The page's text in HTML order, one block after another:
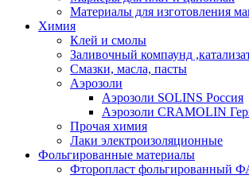
Материалы для изготовления
Химия
Клей и смолы
Заливочный компаунд
Смазки, масла, пасты
Аэрозоли
Аэрозоли SOLINS Россия
Аэрозоли CRAMOLIN
Прочая химия
Лаки электроизоляционные
Фольгированные материалы
Фторопласт фольгированный